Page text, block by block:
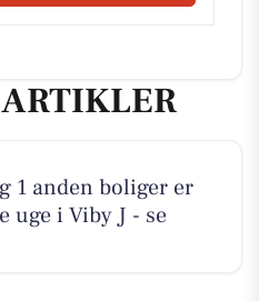
1 anden boliger er
uge i Viby J - se